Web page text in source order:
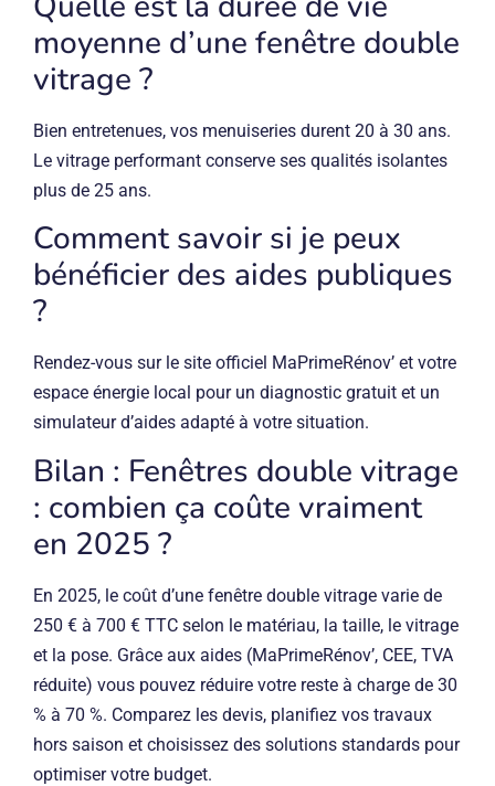
moyenne d’une fenêtre double
vitrage ?
Bien entretenues, vos menuiseries durent 20 à 30 ans.
Le vitrage performant conserve ses qualités isolantes
plus de 25 ans.
Comment savoir si je peux
bénéficier des aides publiques
?
Rendez-vous sur le site officiel MaPrimeRénov’ et votre
espace énergie local pour un diagnostic gratuit et un
simulateur d’aides adapté à votre situation.
Bilan : Fenêtres double vitrage
: combien ça coûte vraiment
en 2025 ?
En 2025, le coût d’une fenêtre double vitrage varie de
250 € à 700 € TTC selon le matériau, la taille, le vitrage
et la pose. Grâce aux aides (MaPrimeRénov’, CEE, TVA
réduite) vous pouvez réduire votre reste à charge de 30
% à 70 %. Comparez les devis, planifiez vos travaux
hors saison et choisissez des solutions standards pour
optimiser votre budget.